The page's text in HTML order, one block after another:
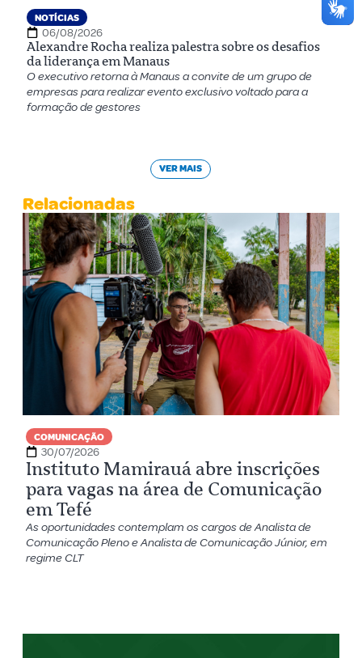
NOTÍCIAS
06/08/2026
Alexandre Rocha realiza palestra sobre os desafios
da liderança em Manaus
O executivo retorna à Manaus a convite de um grupo de
empresas para realizar evento exclusivo voltado para a
formação de gestores
VER MAIS
Relacionadas
COMUNICAÇÃO
30/07/2026
Instituto Mamirauá abre inscrições
para vagas na área de Comunicação
em Tefé
As oportunidades contemplam os cargos de Analista de
Comunicação Pleno e Analista de Comunicação Júnior, em
regime CLT